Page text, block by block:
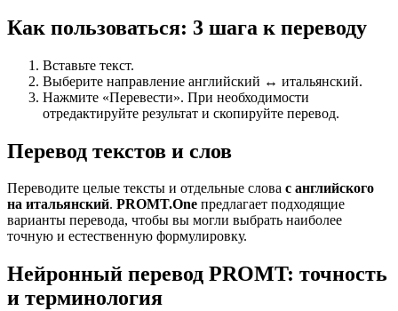
Как пользоваться: 3 шага к переводу
Вставьте текст.
Выберите направление английский ↔ итальянский.
Нажмите «Перевести». При необходимости
отредактируйте результат и скопируйте перевод.
Перевод текстов и слов
Переводите целые тексты и отдельные слова с английского
на итальянский. PROMT.One предлагает подходящие
варианты перевода, чтобы вы могли выбрать наиболее
точную и естественную формулировку.
Нейронный перевод PROMT: точность
и терминология